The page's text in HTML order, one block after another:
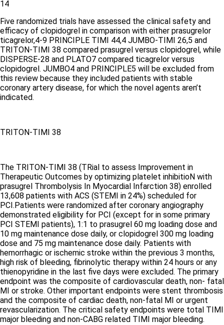
14
Five randomized trials have assessed the clinical safety and
efficacy of clopidogrel in comparison with either prasugrelor
ticagrelor,4-9 PRINCIPLE TIMI 44,4 JUMBO-TIMI 26,5 and
TRITON-TIMI 38 compared prasugrel versus clopidogrel, while
DISPERSE-28 and PLATO7 compared ticagrelor versus
clopidogrel. JUMBO4 and PRINCIPLE5 will be excluded from
this review because they included patients with stable
coronary artery disease, for which the novel agents aren’t
indicated.
TRITON-TIMI 38
The TRITON-TIMI 38 (TRial to assess Improvement in
Therapeutic Outcomes by optimizing platelet inhibitioN with
prasugrel Thrombolysis In Myocardial Infarction 38) enrolled
13,608 patients with ACS (STEMI in 24%) scheduled for
PCI.Patients were randomized after coronary angiography
demonstrated eligibility for PCI (except for in some primary
PCI STEMI patients), 1:1 to prasugrel 60 mg loading dose and
10 mg maintenance dose daily, or clopidogrel 300 mg loading
dose and 75 mg maintenance dose daily. Patients with
hemorrhagic or ischemic stroke within the previous 3 months,
high risk of bleeding, fibrinolytic therapy within 24 hours or any
thienopyridine in the last five days were excluded. The primary
endpoint was the composite of cardiovascular death, non- fatal
MI or stroke. Other important endpoints were stent thrombosis
and the composite of cardiac death, non-fatal MI or urgent
revascularization. The critical safety endpoints were total TIMI
major bleeding and non-CABG related TIMI major bleeding.